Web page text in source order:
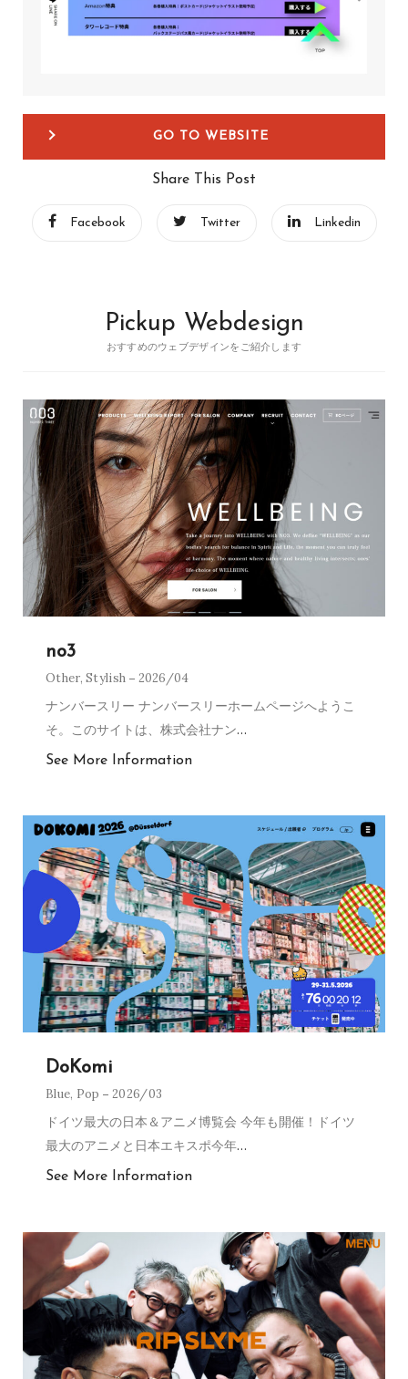
GO TO WEBSITE
Share This Post
Facebook Twitter Linkedin
Pickup Webdesign
おすすめのウェブデザインをご紹介します
no3
Other,Stylish 2026/04
ナンバースリー ナンバースリーホームページへようこ
そ。このサイトは、株式会社ナン…
See More Information
DoKomi
Blue, Pop 2026/03
ドイツ最大の日本＆アニメ博覧会 今年も開催！ドイツ
最大のアニメと日本エキスポ今年…
See More Information